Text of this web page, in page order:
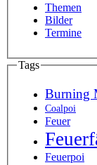
Themen
Bilder
Termine
Tags
Burning
Coalpoi
Feuer
Feuerpoi